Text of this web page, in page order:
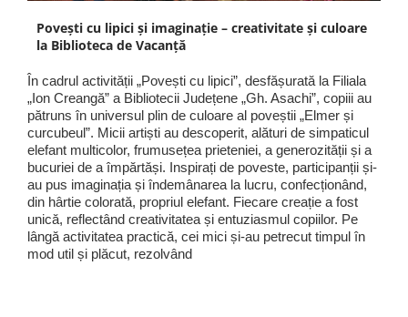
Povești cu lipici și imaginație – creativitate și culoare
la Biblioteca de Vacanță
În cadrul activității „Povești cu lipici”, desfășurată la Filiala
„Ion Creangă” a Bibliotecii Județene „Gh. Asachi”, copiii au
pătruns în universul plin de culoare al poveștii „Elmer și
curcubeul”. Micii artiști au descoperit, alături de simpaticul
elefant multicolor, frumusețea prieteniei, a generozității și a
bucuriei de a împărtăși. Inspirați de poveste, participanții și-
au pus imaginația și îndemânarea la lucru, confecționând,
din hârtie colorată, propriul elefant. Fiecare creație a fost
unică, reflectând creativitatea și entuziasmul copiilor. Pe
lângă activitatea practică, cei mici și-au petrecut timpul în
mod util și plăcut, rezolvând